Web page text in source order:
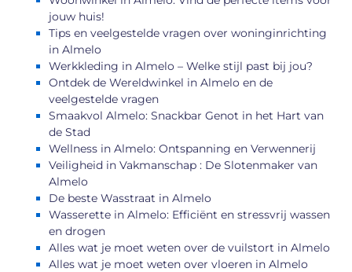
jouw huis!
Tips en veelgestelde vragen over woninginrichting
in Almelo
Werkkleding in Almelo – Welke stijl past bij jou?
Ontdek de Wereldwinkel in Almelo en de
veelgestelde vragen
Smaakvol Almelo: Snackbar Genot in het Hart van
de Stad
Wellness in Almelo: Ontspanning en Verwennerij
Veiligheid in Vakmanschap : De Slotenmaker van
Almelo
De beste Wasstraat in Almelo
Wasserette in Almelo: Efficiënt en stressvrij wassen
en drogen
Alles wat je moet weten over de vuilstort in Almelo
Alles wat je moet weten over vloeren in Almelo